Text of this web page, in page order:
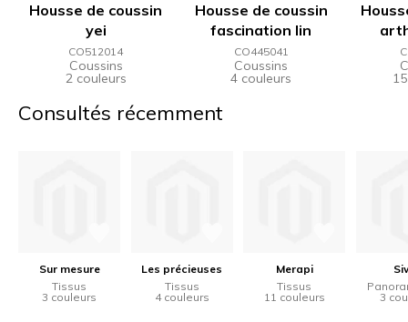
Housse de coussin
yei
CO512014
Coussins
2 couleurs
Housse de coussin
fascination lin
CO445041
Coussins
4 couleurs
Consultés récemment
Sur mesure
Tissus
3 couleurs
Les précieuses
Tissus
4 couleurs
Merapi
Tissus
11 couleurs
3